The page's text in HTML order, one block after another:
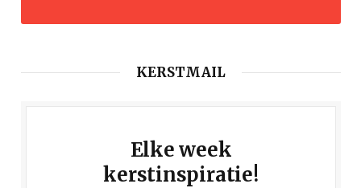
KERSTMAIL
Elke week
kerstinspiratie!